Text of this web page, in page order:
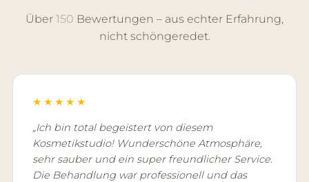
Über 150 Bewertungen – aus echter Erfahrung,
nicht schöngeredet.
★★★★★
„Ich bin total begeistert von diesem
Kosmetikstudio! Wunderschöne Atmosphäre,
sehr sauber und ein super freundlicher Service.
Die Behandlung war professionell und das